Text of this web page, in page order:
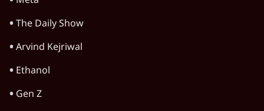
The Daily Show
Arvind Kejriwal
Ethanol
Gen Z